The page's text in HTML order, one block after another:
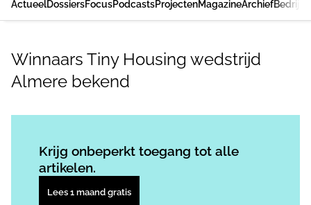
ActueelDossiersFocusPodcastsProjectenMagazineArchief
Winnaars Tiny Housing wedstrijd
Almere bekend
Krijg onbeperkt toegang tot alle
artikelen.
Lees 1 maand gratis